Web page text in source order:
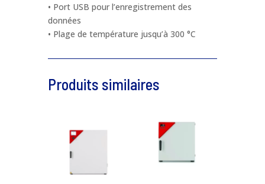
La fonction*
Email
• Port USB pour l’enregistrement des
données
• Plage de température jusqu’à 300 °C
Produits similaires